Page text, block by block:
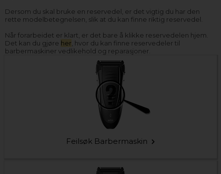
Dersom du skal bruke en reservedel, er det vigtig du har den
rette modelbetegnelsen, slik at du kan finne riktig reservedel.
Når forarbeidet er klart, er det bare å klikke reservedelen hjem.
Det kan du gjøre her , hvor du kan finne reservedeler til
barbermaskiner vedlikehold og reparasjoner.
Feilsøk Barbermaskin